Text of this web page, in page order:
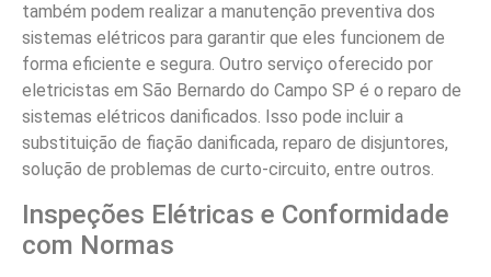
também podem realizar a manutenção preventiva dos
sistemas elétricos para garantir que eles funcionem de
forma eficiente e segura. Outro serviço oferecido por
eletricistas em São Bernardo do Campo SP é o reparo de
sistemas elétricos danificados. Isso pode incluir a
substituição de fiação danificada, reparo de disjuntores,
solução de problemas de curto-circuito, entre outros.
Inspeções Elétricas e Conformidade
com Normas